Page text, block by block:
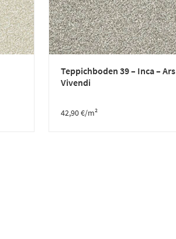
Teppichboden 39 – Inca – Ars
Vivendi
42,90€/m²